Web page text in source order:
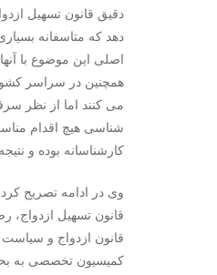
دقیق قانون تسهیل
دهد که متاسفانه
اصلی این موضوع با
همچنین در سراسر
می کنند اما از نظر
شناسی هیچ اقدام
کارشناسانه بوده و
وی در ادامه تصریح
قانون تسهیل ازدواج،
کمیسیون تخصصی به